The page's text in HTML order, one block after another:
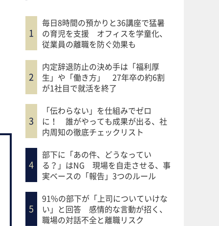
毎日8時間の預かりと36講座で猛暑
の育児を支援 オフィスを学童化、
従業員の離職を防ぐ効果も
内定辞退防止の決め手は「福利厚
生」や「働き方」 27年卒の約6割
が1社目で就活を終了
「伝わらない」を仕組みでゼロ
に！ 誰がやっても成果が出る、社
内周知の徹底チェックリスト
部下に「あの件、どうなってい
る？」はNG 現場を自走させる、事
実ベースの「報告」3つのルール
91%の部下が「上司についていけな
い」と回答 感情的な言動が招く、
職場の対話不全と離職リスク